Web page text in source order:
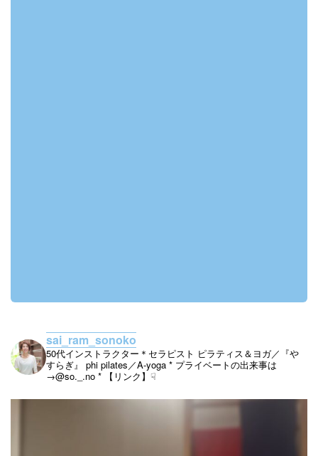
sai_ram_sonoko
50代インストラクター＊セラピスト ピラティス＆ヨガ／『や
すらぎ』
phi pilates／A-yoga * プライベートの出来事は
→@so._.no * 【リンク】☟